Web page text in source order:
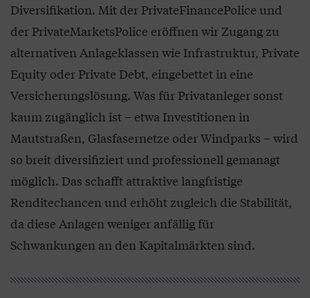
Diversifikation. Mit der PrivateFinancePolice und
der PrivateMarketsPolice eröffnen wir Zugang zu
alternativen Anlageklassen wie Infrastruktur, Private
Equity oder Private Debt, eingebettet in eine
Versicherungslösung. Was für Privatanleger sonst
kaum zugänglich ist – etwa Investitionen in
Mautstraßen, Glasfasernetze oder Windparks – wird
so breit diversifiziert und professionell gemanagt
möglich. Das schafft attraktive langfristige
Renditechancen und erhöht zugleich die Stabilität,
da diese Anlagen weniger anfällig für
Schwankungen an den Kapitalmärkten sind.